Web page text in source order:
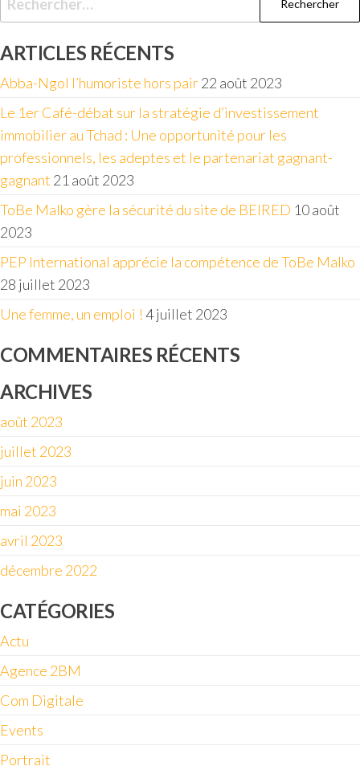
ARTICLES RÉCENTS
Abba-Ngol l’humoriste hors pair22 août 2023
Le 1er Café-débat sur la stratégie d’investissement
immobilier au Tchad : Une opportunité pour les
professionnels, les adeptes et le partenariat gagnant-
gagnant 21 août 2023
ToBe Malko gère la sécurité du site de BEIRED 10 août
2023
PEP International apprécie la compétence de ToBe Malko
28 juillet 2023
Une femme, un emploi !4 juillet 2023
COMMENTAIRES RÉCENTS
ARCHIVES
août 2023
juillet 2023
juin 2023
mai 2023
avril 2023
décembre 2022
CATÉGORIES
Actu
Agence 2BM
Com Digitale
Events
Portrait